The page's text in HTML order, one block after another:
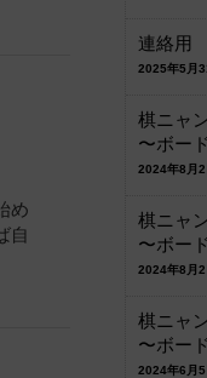
め
自
連絡用
2025年5月
棋ニャ
〜ボー
2024年8月
棋ニャ
〜ボー
2024年8月
棋ニャ
〜ボー
2024年6月